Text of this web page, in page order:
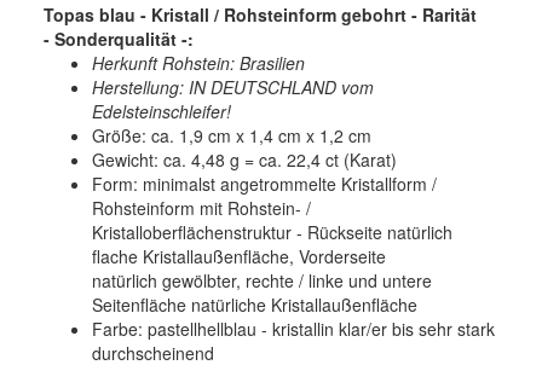
Topas blau - Kristall / Rohsteinform gebohrt - Rarität
- Sonderqualität -:
Herkunft Rohstein: Brasilien
Herstellung: IN DEUTSCHLAND vom
Edelsteinschleifer!
Größe: ca. 1,9 cm x 1,4 cm x 1,2 cm
Gewicht: ca. 4,48 g = ca. 22,4 ct (Karat)
Form: minimalst angetrommelte Kristallform /
Rohsteinform mit Rohstein- /
Kristalloberflächenstruktur - Rückseite natürlich
flache Kristallaußenfläche, Vorderseite
natürlich gewölbter, rechte / linke und untere
Seitenfläche natürliche Kristallaußenfläche
Farbe: pastellhellblau - kristallin klar/er bis sehr stark
durchscheinend